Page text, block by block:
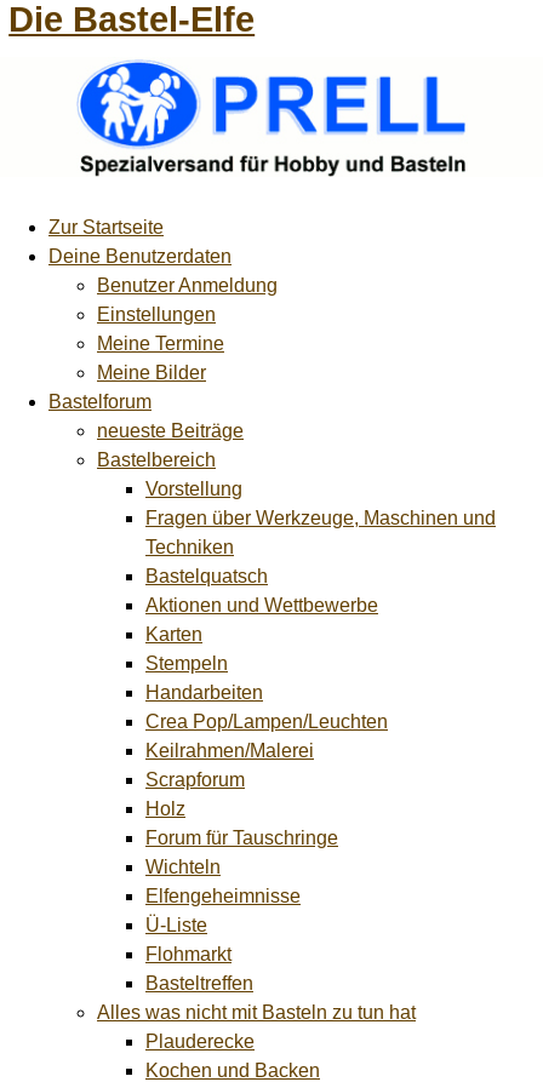
Die Bastel-Elfe
Zur Startseite
Deine Benutzerdaten
Benutzer Anmeldung
Einstellungen
Meine Termine
Meine Bilder
Bastelforum
neueste Beiträge
Bastelbereich
Vorstellung
Fragen über Werkzeuge, Maschinen und
Techniken
Bastelquatsch
Aktionen und Wettbewerbe
Karten
Stempeln
Handarbeiten
Crea Pop/Lampen/Leuchten
Keilrahmen/Malerei
Scrapforum
Holz
Forum für Tauschringe
Wichteln
Elfengeheimnisse
Ü-Liste
Flohmarkt
Basteltreffen
Alles was nicht mit Basteln zu tun hat
Plauderecke
Kochen und Backen